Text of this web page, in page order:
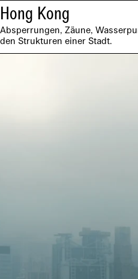
Hong Kong
Absperrungen, Zäune,
den Strukturen einer Stadt.